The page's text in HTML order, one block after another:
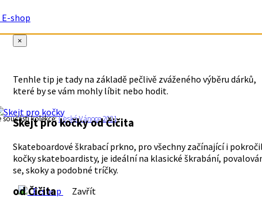
shop
×
Tenhle tip je tady na základě pečlivě zváženého výběru dárků,
které by se vám mohly líbit nebo hodit.
součástí kolekce:České Vánoce 2021
Skejt pro kočkyod Čičita
Skateboardové škrabací prkno, pro všechny začínající i
kočky skateboardisty, je ideální na klasické škrabání,
se, skoky a podobné tríčky.
E-shop
Zavřít
od Čičita